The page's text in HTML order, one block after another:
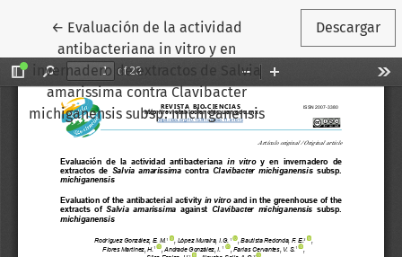
← Volver a los detalles del artículo
Evaluación de la actividad
antibacteriana in vitro y en
invernadero de extractos de Salvia
amarissima contra Clavibacter
michiganensis subsp. michiganensis
Descargar